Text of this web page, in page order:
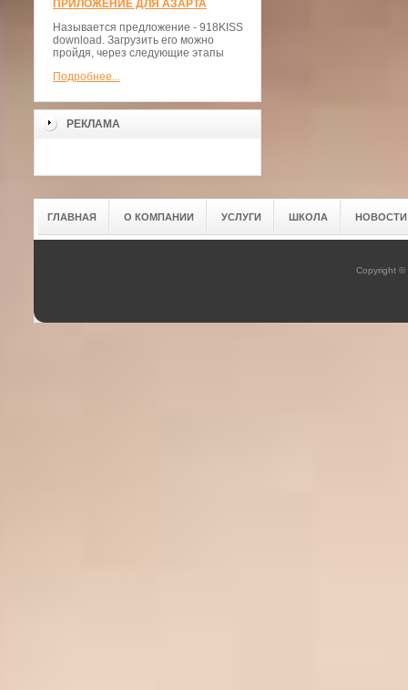
ПРИЛОЖЕНИЕ ДЛЯ АЗАРТА
Называется предложение - 918KISS
download. Загрузить его можно
пройдя, через следующие этапы
Подробнее...
РЕКЛАМА
ГЛАВНАЯ О КОМПАНИИ УСЛУГИ ШКОЛА НОВОСТИ
Copyright